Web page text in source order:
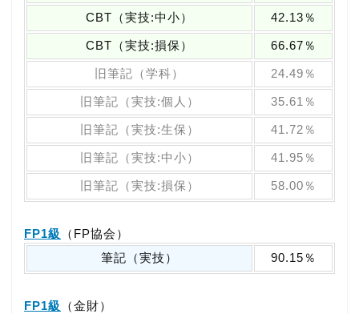
CBT（実技:中小） 42.13％
CBT（実技:損保） 66.67％
旧筆記（学科） 24.49％
旧筆記（実技:個人） 35.61％
旧筆記（実技:生保） 41.72％
旧筆記（実技:中小） 41.95％
旧筆記（実技:損保） 58.00％
FP1級
（FP協会）
筆記（実技）
90.15％
FP1級
（金財）